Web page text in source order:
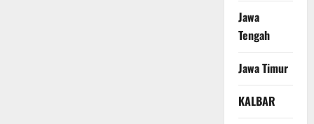
Jawa
Tengah
Jawa Timur
KALBAR